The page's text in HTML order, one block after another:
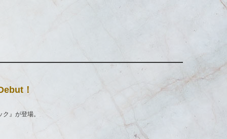
！
』が登場。